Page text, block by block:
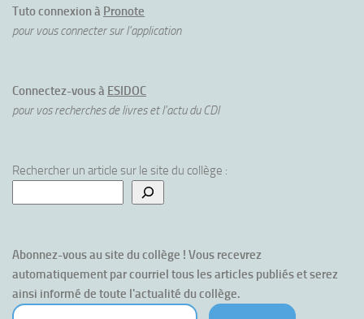
Tuto connexion à Pronote
pour vous connecter sur l'application
Connectez-vous à ESIDOC
pour vos recherches de livres et l'actu du CDI
Rechercher un article sur le site du collège :
Abonnez-vous au site du collège ! Vous recevrez
automatiquement par courriel tous les articles publiés et serez
ainsi informé de toute l'actualité du collège.
votre courriel